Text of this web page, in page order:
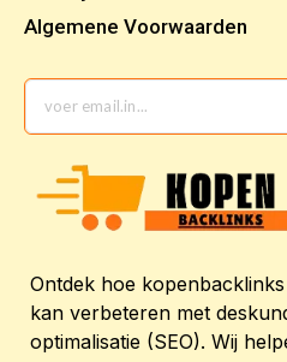
Algemene Voorwaarden
Ontdek hoe
kan verbeteren met
optimalisatie (SEO). Wij